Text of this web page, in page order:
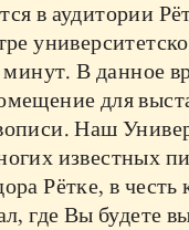
в аудитории
минут. В данное
для
Наш
известных
Рётке, в честь
где Вы будете